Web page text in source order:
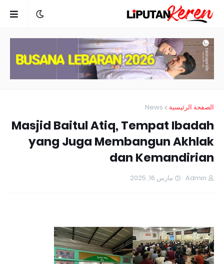
الصفحة الرئيسية News
Masjid Baitul Atiq, Tempat Ibadah
yang Juga Membangun Akhlak
dan Kemandirian
Admin مارس 16, 2025